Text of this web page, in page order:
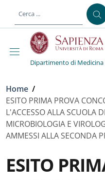
al contenuto principale
Dipartimento di
Briciole di pane
Home /
ESITO PRIMA PROVA
L'ACCESSO ALLA SCUOLA
MICROBIOLOGIA E
AMMESSI ALLA SECONDA
ESITO